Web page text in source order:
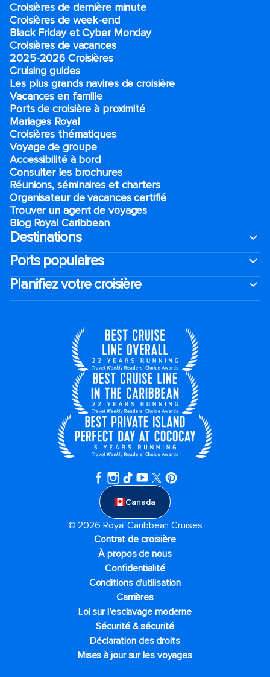
Croisières de dernière minute
Croisières de week-end
Black Friday et Cyber Monday
Croisières de vacances
2025-2026 Croisières
Cruising guides
Les plus grands navires de croisière
Vacances en famille
Ports de croisière à proximité
Mariages Royal
Croisières thématiques
Voyage de groupe​
Accessibilité à bord​
Consulter les brochures
Réunions, séminaires et charters
Organisateur de vacances certifié
Trouver un agent de voyages
Blog Royal Caribbean
Destinations
Ports populaires
Planifiez votre croisière
Canada
© 2026 Royal Caribbean Cruises
Contrat de croisière
À propos de nous
Confidentialité
Conditions d'utilisation
Carrières
Loi sur l'esclavage moderne
Sécurité & sécurité
Déclaration des droits
Mises à jour sur les voyages